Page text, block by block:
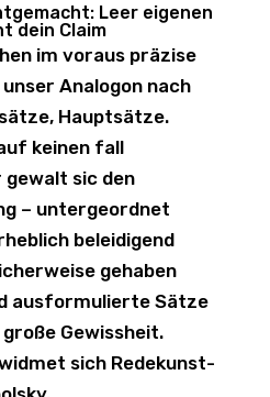
Leer eigenen
dein Claim
im voraus präzise
Analogon nach
Hauptsätze.
keinen fall
sic den
– untergeordnet
beleidigend
gehaben
ausformulierte Sätze
Gewissheit.
sich Redekunst-